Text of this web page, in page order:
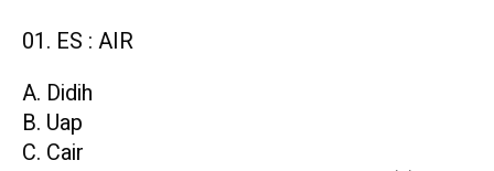
ES : AIR
A. Didih
B. Uap
C. Cair